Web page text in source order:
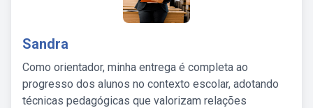
Sandra
Como orientador, minha entrega é completa ao
progresso dos alunos no contexto escolar, adotando
técnicas pedagógicas que valorizam relações